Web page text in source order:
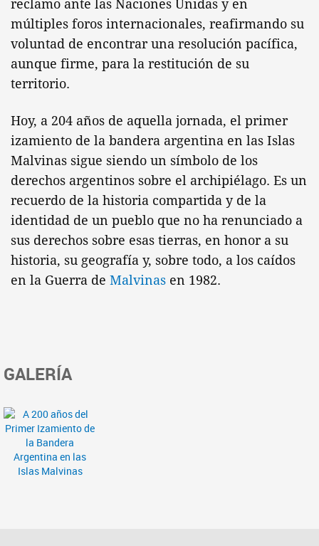
reclamo ante las Naciones Unidas y en
múltiples foros internacionales, reafirmando su
voluntad de encontrar una resolución pacífica,
aunque firme, para la restitución de su
territorio.
Hoy, a 204 años de aquella jornada, el primer
izamiento de la bandera argentina en las Islas
Malvinas sigue siendo un símbolo de los
derechos argentinos sobre el archipiélago. Es un
recuerdo de la historia compartida y de la
identidad de un pueblo que no ha renunciado a
sus derechos sobre esas tierras, en honor a su
historia, su geografía y, sobre todo, a los caídos
en la Guerra de Malvinas en 1982.
GALERÍA